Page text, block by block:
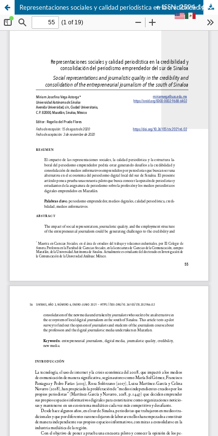
Representaciones sociales y calidad periodística en la credibilidad y consolidación del periodismo emprendedor del sur de Sinaloa
e-ISSN: 2594-1682